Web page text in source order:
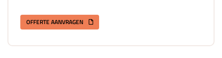
OFFERTE AANVRAGEN